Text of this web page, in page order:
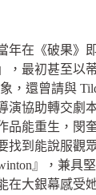
年在《破果》
，最初甚至以
，還曾請與
演協助轉交劇
品能重生，閔
找到能說服觀
』，兼具
在大銀幕感受